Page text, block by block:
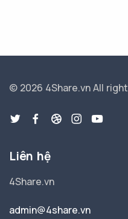
© 2026 4Share.vnAll
Liên hệ
4Share.vn
admin@4share.vn